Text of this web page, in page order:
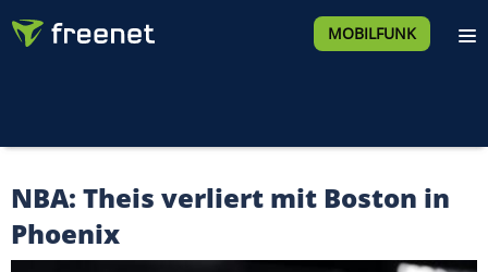
MOBILFUNK
NBA: Theis verliert mit Boston in
Phoenix